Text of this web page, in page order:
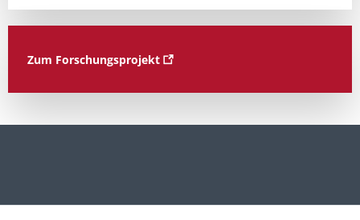
Zum Forschungsprojekt